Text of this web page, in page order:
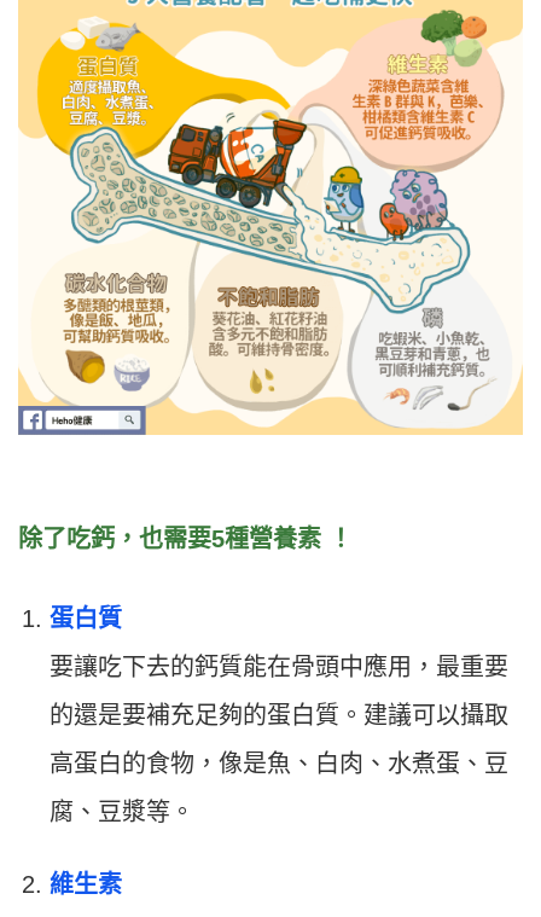
除了吃鈣，也需要5種營養素 ！
蛋白質
要讓吃下去的鈣質能在骨頭中應用，最重要
的還是要補充足夠的蛋白質。建議可以攝取
高蛋白的食物，像是魚、白肉、水煮蛋、豆
腐、豆漿等。
維生素